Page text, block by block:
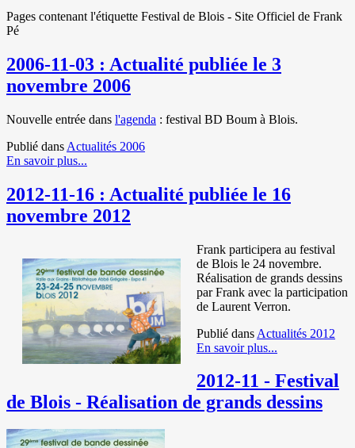
Pages contenant l'étiquette Festival de Blois - Site Officiel de Frank
Pé
2006-11-03 : Actualité publiée le 3
novembre 2006
Nouvelle entrée dans l'agenda : festival BD Boum à Blois.
Publié dans Actualités 2006
En savoir plus...
2012-11-16 : Actualité publiée le 16
novembre 2012
Frank participera au festival
de Blois le 24 novembre.
Réalisation de grands dessins
par Frank avec la participation
de Laurent Verron.
Publié dans Actualités 2012
En savoir plus...
2012-11 - Festival
de Blois - Réalisation de grands dessins